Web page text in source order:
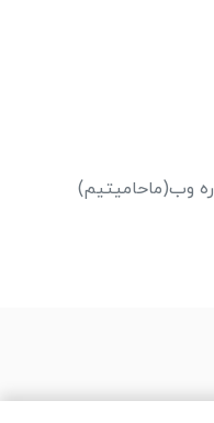
ره وب(ماحامیتیم)